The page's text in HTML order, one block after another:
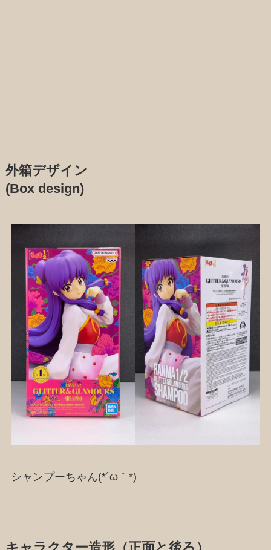
外箱デザイン
(Box design)
シャンプーちゃん(*´ω｀*)